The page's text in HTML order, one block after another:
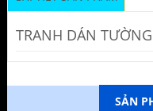
TRANH DÁN
SẢN